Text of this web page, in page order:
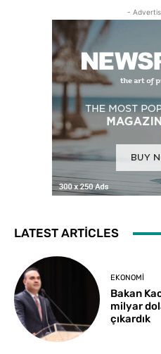
-
LATEST ARTICLES
EKONOMI
Bakan
milyar
çıkardık